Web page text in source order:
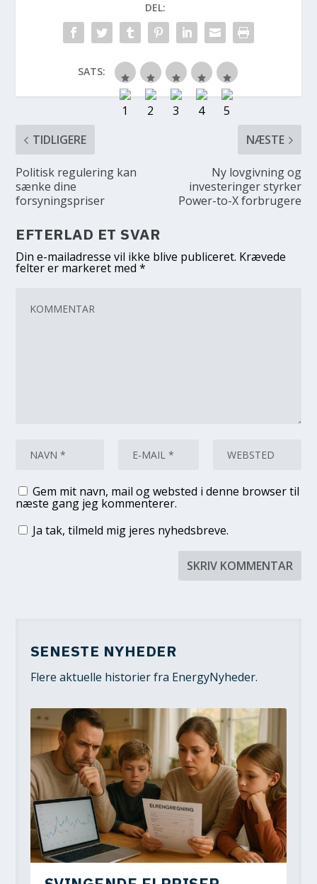
DEL:
SATS:
TIDLIGERE
Politisk regulering kan
sænke dine
forsyningspriser
NÆSTE
Ny lovgivning og
investeringer styrker
Power-to-X forbrugere
EFTERLAD ET SVAR
Din e-mailadresse vil ikke blive publiceret. Krævede
felter er markeret med*
Gem mit navn, mail og websted i denne browser til
næste gang jeg kommenterer.
Ja tak, tilmeld mig jeres nyhedsbreve.
SENESTE NYHEDER
Flere aktuelle historier fra EnergyNyheder.